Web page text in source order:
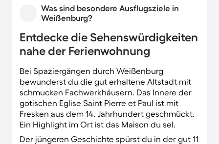
des Vosges du Nord. Das gebirgige Waldgebiet
wartet mit Wanderstrecken verschiedener
Ferienwohnung laden dich Weingüter und
bezaubernde Auberges zu Genussmomenten
ein. In der kalten Jahreszeit nutzt du die
Wintersportmöglichkeiten der Region.
Was sind besondere Ausflugsziele in
Weißenburg?
Entdecke die Sehenswürdigkeiten
nahe der Ferienwohnung
Bei Spaziergängen durch Weißenburg
bewunderst du die gut erhaltene Altstadt mit
schmucken Fachwerkhäusern. Das Innere der
gotischen Eglise Saint Pierre et Paul ist mit
Fresken aus dem 14. Jahrhundert geschmückt.
Ein Highlight im Ort ist das Maison du sel.
Der jüngeren Geschichte spürst du in der gut 11